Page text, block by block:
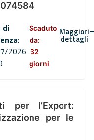
di
:
2026
Scaduto
da:
32
giorni
Maggiori
dettagli
per l’Export:
per le